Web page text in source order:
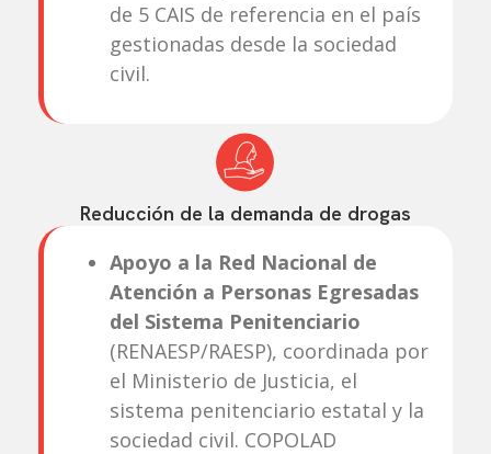
de 5 CAIS de referencia en el país
gestionadas desde la sociedad
civil.
Reducción de la demanda de drogas
Apoyo a la Red Nacional de
Atención a Personas Egresadas
del Sistema Penitenciario
(RENAESP/RAESP), coordinada por
el Ministerio de Justicia, el
sistema penitenciario estatal y la
sociedad civil. COPOLAD